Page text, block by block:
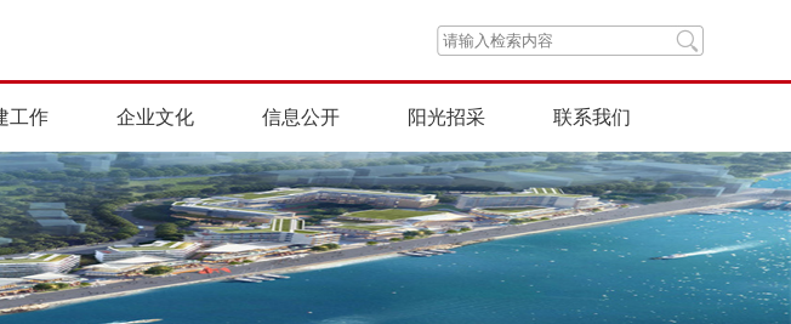
工作 企业文化 信息公开 阳光招采 联系我们